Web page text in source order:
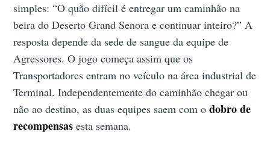
simples: “O quão difícil é entregar um caminhão na
beira do Deserto Grand Senora e continuar inteiro?” A
resposta depende da sede de sangue da equipe de
Agressores. O jogo começa assim que os
Transportadores entram no veículo na área industrial de
Terminal. Independentemente do caminhão chegar ou
não ao destino, as duas equipes saem com odobro de
recompensas esta semana.